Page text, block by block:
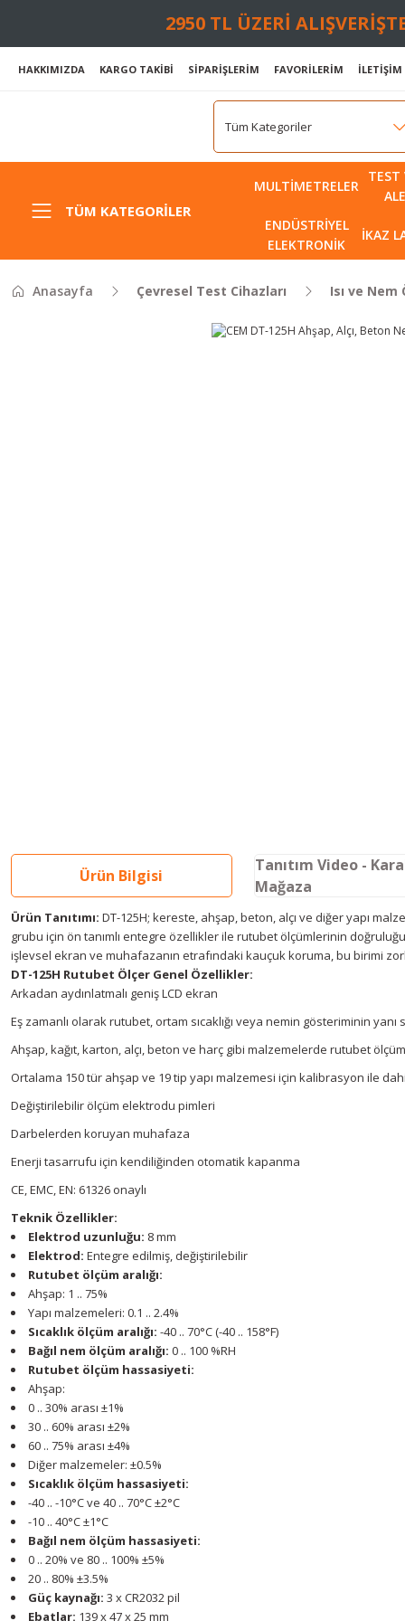
2950 TL ÜZERİ
HAKKIMIZDA KARGO TAKİBİ SİPARİŞLERİM FAVORİLERİM İLETİŞİM
TÜM KATEGORILER
MULTIMETRELER
TEST
ENDÜSTRIYEL
ELEKTRONIK
İKAZ
Anasayfa Çevresel Test Cihazları Isı ve Nem
Ürün Bilgisi
Tanıtım Video -
Mağaza
Ürün Tanıtımı: DT-125H; kereste, ahşap, beton, alçı ve diğer yapı
grubu için ön tanımlı entegre özellikler ile rutubet ölçümlerinin
işlevsel ekran ve muhafazanın etrafındaki kauçuk koruma, bu birimi
DT-125H Rutubet Ölçer Genel Özellikler:
Arkadan aydınlatmalı geniş LCD ekran
Eş zamanlı olarak rutubet, ortam sıcaklığı veya nemin gösteriminin
Ahşap, kağıt, karton, alçı, beton ve harç gibi malzemelerde rutubet
Ortalama 150 tür ahşap ve 19 tip yapı malzemesi için kalibrasyon ile
Değiştirilebilir ölçüm elektrodu pimleri
Darbelerden koruyan muhafaza
Enerji tasarrufu için kendiliğinden otomatik kapanma
CE, EMC, EN: 61326 onaylı
Teknik Özellikler:
Elektrod uzunluğu: 8 mm
Elektrod: Entegre edilmiş, değiştirilebilir
Rutubet ölçüm aralığı:
Ahşap: 1 .. 75%
Yapı malzemeleri: 0.1 .. 2.4%
Sıcaklık ölçüm aralığı: -40 .. 70°C (-40 .. 158°F)
Bağıl nem ölçüm aralığı: 0 .. 100 %RH
Rutubet ölçüm hassasiyeti:
Ahşap:
0 .. 30% arası ±1%
30 .. 60% arası ±2%
60 .. 75% arası ±4%
Diğer malzemeler: ±0.5%
Sıcaklık ölçüm hassasiyeti:
-40 .. -10°C ve 40 .. 70°C ±2°C
-10 .. 40°C ±1°C
Bağıl nem ölçüm hassasiyeti:
0 .. 20% ve 80 .. 100% ±5%
20 .. 80% ±3.5%
Güç kaynağı: 3 x CR2032 pil
Ebatlar: 139 x 47 x 25 mm